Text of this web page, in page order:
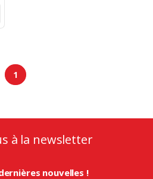
1
à la newsletter
nouvelles !